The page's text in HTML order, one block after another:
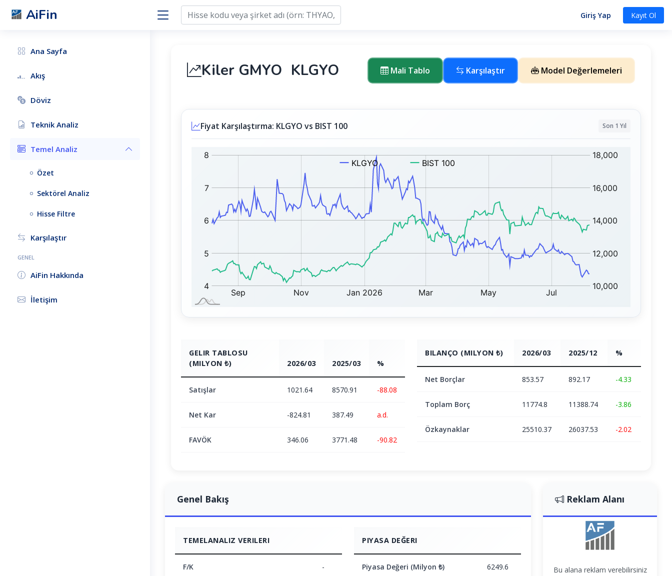
AiFin Giriş Yap Kayıt Ol
Ana Sayfa
Akış
Döviz
Teknik Analiz
Temel Analiz
Özet
Sektörel Analiz
Hisse Filtre
Karşılaştır
GENEL
AiFin Hakkında
İletişim
Kiler GMYO KLGYO Mali Tablo Karşılaştır Model Değerlemeleri
Fiyat Karşılaştırma: KLGYO vs BIST 100 Son 1 Yıl
GELIR TABLOSU
(MILYON ₺)
2026/03 2025/03 %
Satışlar 1021.64 8570.91 -88.08
Net Kar -824.81 387.49 a.d.
FAVÖK 346.06 3771.48 -90.82
BILANÇO (MILYON ₺) 2026/03 2025/12 %
Net Borçlar 853.57 892.17 -4.33
Toplam Borç 11774.8 11388.74 -3.86
Özkaynaklar 25510.37 26037.53 -2.02
Genel Bakış
TEMELANALIZ VERILERI
F/K -
PIYASA DEĞERI
Piyasa Değeri (Milyon ₺) 6249.6
Reklam Alanı
Bu alana reklam verebilirsiniz